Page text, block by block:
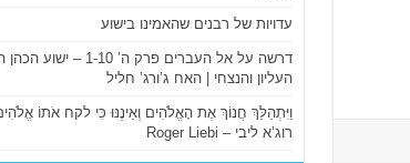
עדויות של רבנים שהאמינו בישוע
דרשה על אל העברים פרק ה’ 1-10 –
העליון והנצחי | האח ג’ורג’ חליל
וַיִּתְהַלֵּךְ חֲנוֹךְ אֶת הָאֱלֹהִים וְאֵינֶנּוּ כִּי לקח אֹתוֹ
רוג’א ליבי – Roger Liebi